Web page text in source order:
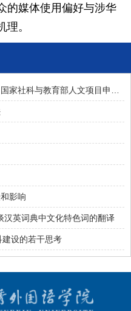
的媒体使用偏好与涉华
。
讲座26040：守己所长，问道国研：国家社科与教育部人文项目申报探析
影响
英词典中文化特色词的翻译
设的若干思考